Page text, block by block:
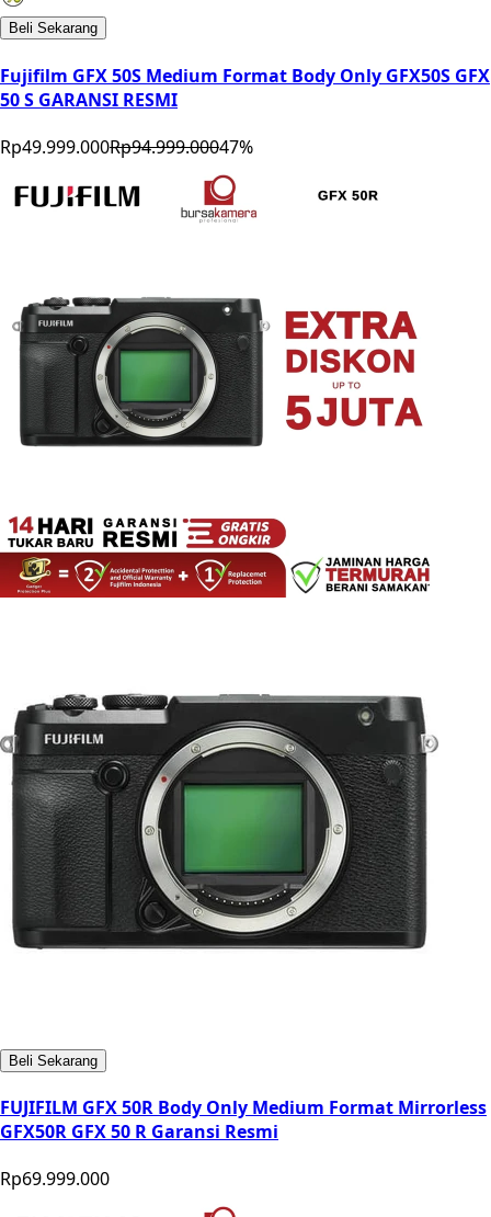
Beli Sekarang
Fujifilm GFX 50S Medium Format Body Only GFX50S GFX
50 S GARANSI RESMI
Rp49.999.000Rp94.999.00047%
Beli Sekarang
FUJIFILM GFX 50R Body Only Medium Format Mirrorless
GFX50R GFX 50 R Garansi Resmi
Rp69.999.000